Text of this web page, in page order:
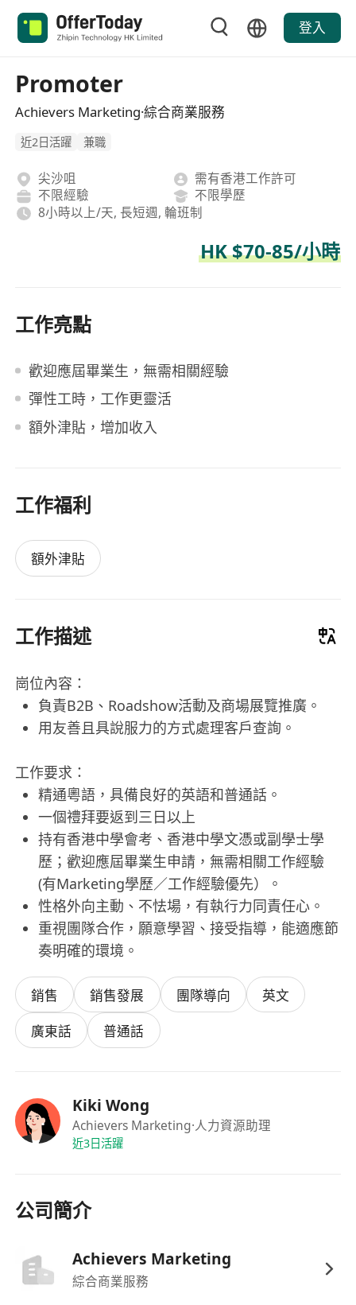
登入
Promoter
Achievers Marketing·綜合商業服務
近2日活躍 兼職
尖沙咀
需有香港工作許可
不限經驗
不限學歷
8小時以上/天, 長短週, 輪班制
HK $70-85/小時
工作亮點
歡迎應屆畢業生，無需相關經驗
彈性工時，工作更靈活
額外津貼，增加收入
工作福利
額外津貼
工作描述
崗位內容：
負責B2B、Roadshow活動及商場展覽推廣。
用友善且具說服力的方式處理客戶查詢。
工作要求：
精通粵語，具備良好的英語和普通話。
一個禮拜要返到三日以上
持有香港中學會考、香港中學文憑或副學士學
歷；歡迎應屆畢業生申請，無需相關工作經驗
(有Marketing學歷／工作經驗優先）。
性格外向主動、不怯場，有執行力同責任心。
重視團隊合作，願意學習、接受指導，能適應節
奏明確的環境。
銷售 銷售發展 團隊導向
英文
廣東話
普通話
Kiki Wong
Achievers Marketing·人力資源助理
近3日活躍
公司簡介
Achievers Marketing
綜合商業服務